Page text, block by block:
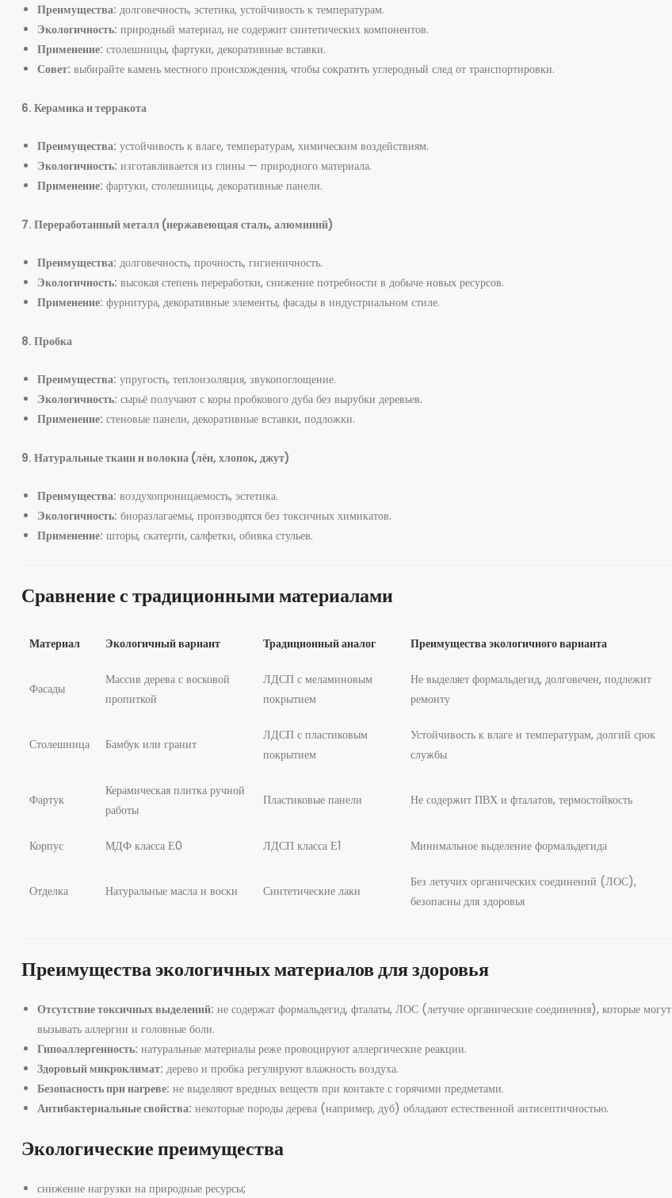
Преимущества: долговечность, эстетика, устойчивость к температурам.
Экологичность: природный материал, не содержит синтетических компонентов.
Применение: столешницы, фартуки, декоративные вставки.
Совет: выбирайте камень местного происхождения, чтобы сократить углеродный след от транспортировки.
6. Керамика и терракота
Преимущества: устойчивость к влаге, температурам, химическим воздействиям.
Экологичность: изготавливается из глины — природного материала.
Применение: фартуки, столешницы, декоративные панели.
7. Переработанный металл (нержавеющая сталь, алюминий)
Преимущества: долговечность, прочность, гигиеничность.
Экологичность: высокая степень переработки, снижение потребности в добыче новых ресурсов.
Применение: фурнитура, декоративные элементы, фасады в индустриальном стиле.
8. Пробка
Преимущества: упругость, теплоизоляция, звукопоглощение.
Экологичность: сырьё получают с коры пробкового дуба без вырубки деревьев.
Применение: стеновые панели, декоративные вставки, подложки.
9. Натуральные ткани и волокна (лён, хлопок, джут)
Преимущества: воздухопроницаемость, эстетика.
Экологичность: биоразлагаемы, производятся без токсичных химикатов.
Применение: шторы, скатерти, салфетки, обивка стульев.
Сравнение с традиционными материалами
Материал Экологичный вариант Традиционный аналог Преимущества экологичного варианта
Фасады
Массив дерева с восковой
пропиткой
ЛДСП с меламиновым
покрытием
Не выделяет формальдегид, долговечен, подлежит
ремонту
Столешница Бамбук или гранит
ЛДСП с пластиковым
покрытием
Устойчивость к влаге и температурам, долгий срок
службы
Фартук
Керамическая плитка ручной
работы
Пластиковые панели Не содержит ПВХ и фталатов, термостойкость
Корпус МДФ класса Е0 ЛДСП класса Е1 Минимальное выделение формальдегида
Отделка Натуральные масла и воски Синтетические лаки
Без летучих органических соединений (ЛОС),
безопасны для здоровья
Преимущества экологичных материалов для здоровья
Отсутствие токсичных выделений: не содержат формальдегид, фталаты, ЛОС (летучие органические соединения), которые могут
вызывать аллергии и головные боли.
Гипоаллергенность: натуральные материалы реже провоцируют аллергические реакции.
Здоровый микроклимат: дерево и пробка регулируют влажность воздуха.
Безопасность при нагреве: не выделяют вредных веществ при контакте с горячими предметами.
Антибактериальные свойства: некоторые породы дерева (например, дуб) обладают естественной антисептичностью.
Экологические преимущества
снижение нагрузки на природные ресурсы;